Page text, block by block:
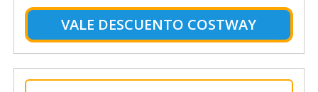
VALE DESCUENTO COSTWAY